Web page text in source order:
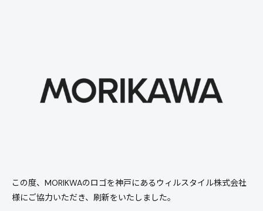
この度、MORIKWAのロゴを神戸にあるウィルスタイル株式会社
様にご協力いただき、刷新をいたしました。